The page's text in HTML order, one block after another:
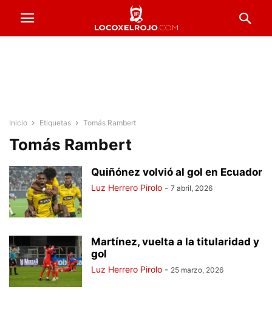
Inicio Etiquetas Tomás Rambert
Tomás Rambert
Quiñónez volvió al gol en Ecuador
Luz Herrero Pirolo - 7 abril, 2026
Martínez, vuelta a la titularidad y
gol
Luz Herrero Pirolo - 25 marzo, 2026